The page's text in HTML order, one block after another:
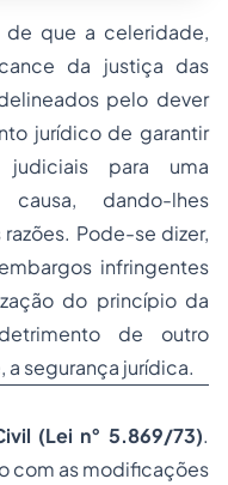
de que a celeridade,
da justiça das
pelo dever
jurídico de garantir
para uma
dando-lhes
Pode-se dizer,
infringentes
do princípio da
de outro
segurança jurídica.
(Lei n° 5.869/73).
com as modificações